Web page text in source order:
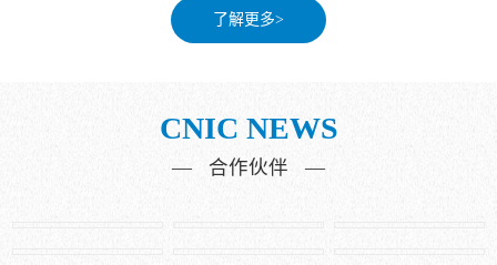
了解更多>
CNIC NEWS
— 合作伙伴 —